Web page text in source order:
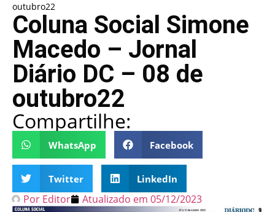
outubro22
Coluna Social Simone
Macedo – Jornal
Diário DC – 08 de
outubro22
Compartilhe:
WhatsApp Facebook
Twitter LinkedIn
Por Editor Atualizado em 05/12/2023